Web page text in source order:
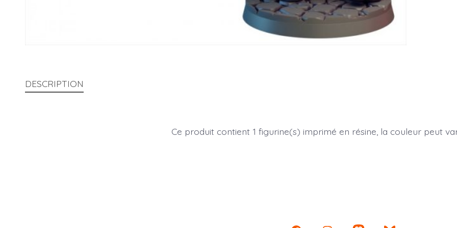
DESCRIPTION
Ce produit contient 1 figurine(s) imprimé en résine, la couleur peut